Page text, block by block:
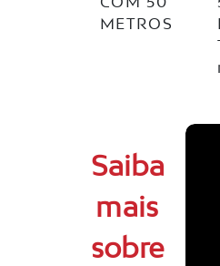
METROS
Saiba
mais
sobre